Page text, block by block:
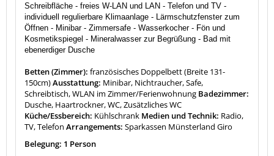
Schreibfläche - freies W-LAN und LAN - Telefon und TV -
individuell regulierbare Klimaanlage - Lärmschutzfenster zum
Öffnen - Minibar - Zimmersafe - Wasserkocher - Fön und
Kosmetikspiegel - Mineralwasser zur Begrüßung - Bad mit
ebenerdiger Dusche
Betten (Zimmer): französisches Doppelbett (Breite 131-
150cm)Ausstattung: Minibar, Nichtraucher, Safe,
Schreibtisch, WLAN im Zimmer/Ferienwohnung Badezimmer:
Dusche, Haartrockner, WC, Zusätzliches WC
Küche/Essbereich: Kühlschrank Medien und Technik: Radio,
TV, Telefon Arrangements: Sparkassen Münsterland Giro
Belegung: 1 Person